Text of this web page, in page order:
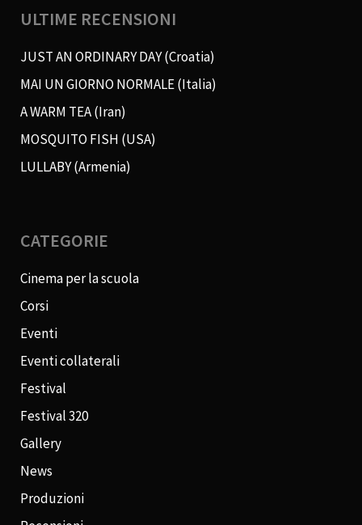
ULTIME RECENSIONI
JUST AN ORDINARY DAY (Croatia)
MAI UN GIORNO NORMALE (Italia)
A WARM TEA (Iran)
MOSQUITO FISH (USA)
LULLABY (Armenia)
CATEGORIE
Cinema per la scuola
Corsi
Eventi
Eventi collaterali
Festival
Festival 320
Gallery
News
Produzioni